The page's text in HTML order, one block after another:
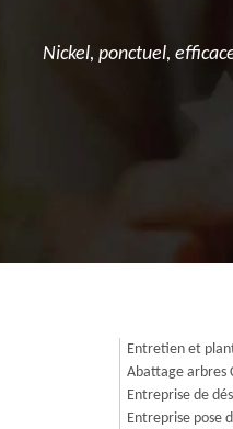
Nickel, ponctuel,
Entretien et
Abattage arbres
Entreprise de
Entreprise pose